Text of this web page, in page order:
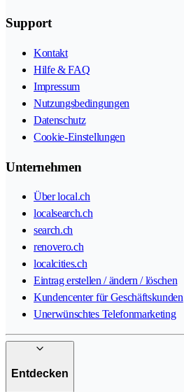
Support
Kontakt
Hilfe & FAQ
Impressum
Nutzungsbedingungen
Datenschutz
Cookie-Einstellungen
Unternehmen
Über local.ch
localsearch.ch
search.ch
renovero.ch
localcities.ch
Eintrag erstellen / ändern / löschen
Kundencenter für Geschäftskunden
Unerwünschtes Telefonmarketing
Entdecken